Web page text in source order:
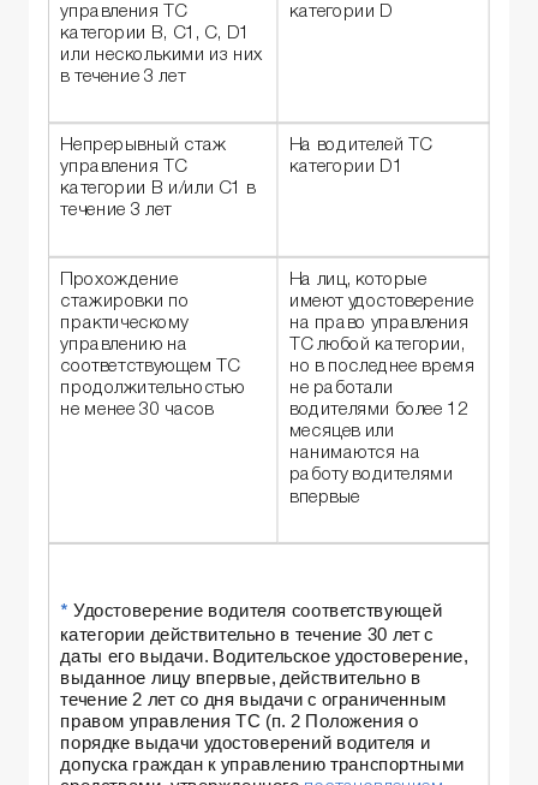
управления ТС
категории B, C1, C, D1
или несколькими из них
в течение 3 лет
категории D
Непрерывный стаж
управления ТС
категории В и/или С1 в
течение 3 лет
На водителей ТС
категории D1
Прохождение
стажировки по
практическому
управлению на
соответствующем ТС
продолжительностью
не менее 30 часов
На лиц, которые
имеют удостоверение
на право управления
ТС любой категории,
но в последнее время
не работали
водителями более 12
месяцев или
нанимаются на
работу водителями
впервые
* Удостоверение водителя соответствующей
категории действительно в течение 30 лет с
даты его выдачи. Водительское удостоверение,
выданное лицу впервые, действительно в
течение 2 лет со дня выдачи с ограниченным
правом управления ТС (п. 2 Положения о
порядке выдачи удостоверений водителя и
допуска граждан к управлению транспортными